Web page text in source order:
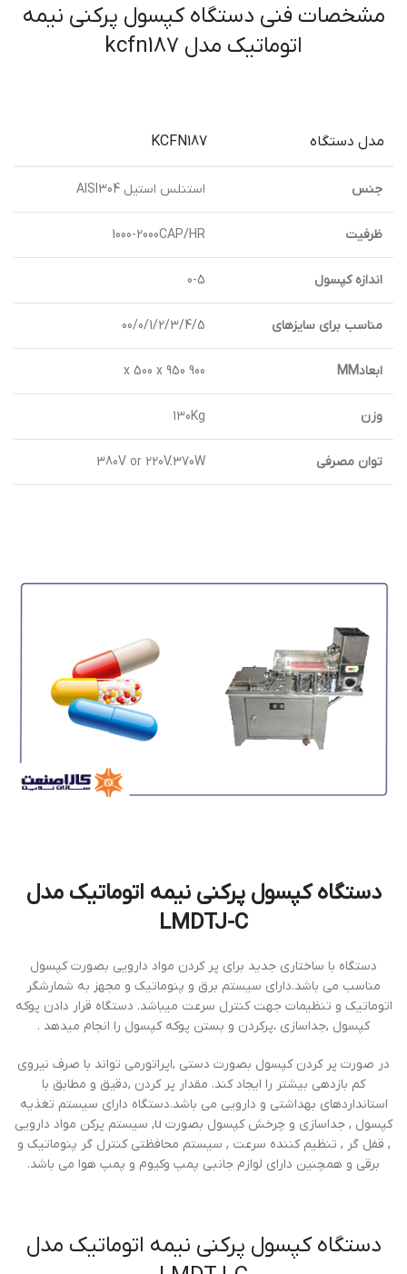
مشخصات فنی دستگاه کپسول پرکني نيمه
اتوماتيک مدل kcfn187
مدل دستگاه KCFN187
جنس استنلس استيل AISI304
ظرفيت 1000-2000CAP/HR
اندازه كپسول 0-5
مناسب برای سايزهای 00/0/1/2/3/4/5
ابعادMM 900 x 500 x 950
وزن 130Kg
توان مصرفی 380V or 220V.370W
دستگاه کپسول پرکنی نیمه اتوماتیک مدل
LMDTJ-C
دستگاه با ساختاری جدید برای پر کردن مواد دارویی بصورت کپسول
مناسب می باشد.دارای سیستم برق و پنوماتیک و مجهز به شمارشگر
اتوماتیک و تنظیمات جهت کنترل سرعت میباشد. دستگاه قرار دادن پوکه
کپسول ,جداسازی ،پرکردن و بستن پوکه کپسول را انجام میدهد .
در صورت پر کردن کپسول بصورت دستی ,اپراتورمی تواند با صرف نیروی
کم بازدهی بیشتر را ایجاد کند. مقدار پر کردن ,دقیق و مطابق با
استانداردهای بهداشتی و دارویی می باشد.دستگاه دارای سیستم تغذیه
کپسول , جداسازی و چرخش کپسول بصورت u, سیستم پرکن مواد دارویی
, قفل گر , تنظیم کننده سرعت , سیستم محافظتی کنترل گر پنوماتیک و
برقی و همچنین دارای لوازم جانبی پمپ وکیوم و پمپ هوا می باشد.
دستگاه کپسول پرکنی نیمه اتوماتیک مدل